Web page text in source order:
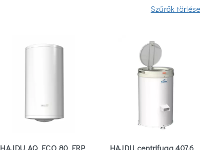
Szűrők törlése
HAJDU AQ ECO 80 ERP
HAJDU centrifuga 407.6